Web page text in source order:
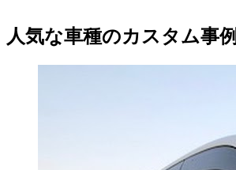
人気な車種のカスタム事例